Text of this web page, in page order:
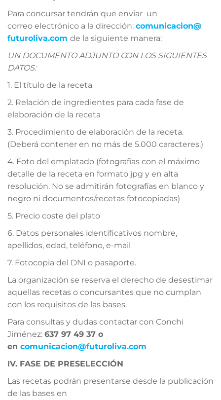
Para concursar tendrán que enviar un
correo electrónico a la dirección: comunicacion@
futuroliva.com de la siguiente manera:
UN DOCUMENTO ADJUNTO CON LOS SIGUIENTES
DATOS:
1. El título de la receta
2. Relación de ingredientes para cada fase de
elaboración de la receta
3. Procedimiento de elaboración de la receta.
(Deberá contener en no más de 5.000 caracteres.)
4. Foto del emplatado (fotografías con el máximo
detalle de la receta en formato jpg y en alta
resolución. No se admitirán fotografías en blanco y
negro ni documentos/recetas fotocopiadas)
5. Precio coste del plato
6. Datos personales identificativos nombre,
apellidos, edad, teléfono, e-mail
7. Fotocopia del DNI o pasaporte.
La organización se reserva el derecho de desestimar
aquellas recetas o concursantes que no cumplan
con los requisitos de las bases.
Para consultas y dudas contactar con Conchi
Jiménez: 637 97 49 37 o
en comunicacion@futuroliva.com
IV. FASE DE PRESELECCIÓN
Las recetas podrán presentarse desde la publicación
de las bases en